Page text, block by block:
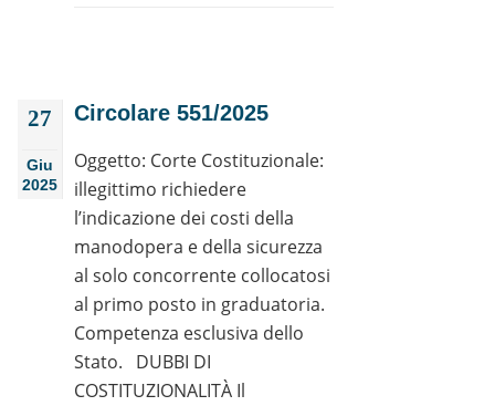
27
Giu
2025
Circolare 551/2025
Oggetto: Corte Costituzionale:
illegittimo richiedere
l’indicazione dei costi della
manodopera e della sicurezza
al solo concorrente collocatosi
al primo posto in graduatoria.
Competenza esclusiva dello
Stato. DUBBI DI
COSTITUZIONALITÀ Il